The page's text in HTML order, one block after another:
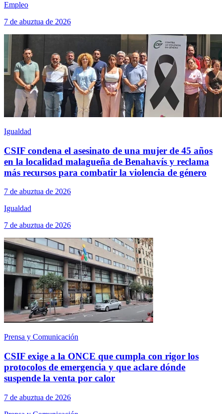
Empleo
7 de abuztua de 2026
Igualdad
CSIF condena el asesinato de una mujer de 45 años
en la localidad malagueña de Benahavís y reclama
más recursos para combatir la violencia de género
7 de abuztua de 2026
Igualdad
7 de abuztua de 2026
Prensa y Comunicación
CSIF exige a la ONCE que cumpla con rigor los
protocolos de emergencia y que aclare dónde
suspende la venta por calor
7 de abuztua de 2026